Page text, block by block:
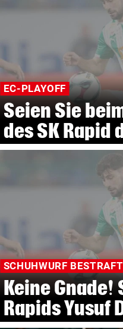
EC-PLAYOFF
Seien Sie
des SK Rapid
SCHUHWURF BESTRAFT
Keine Gnade!
Rapids Yusuf